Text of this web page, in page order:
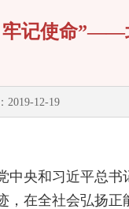
牢记使命”——
12-19
央和习近平总书
，在全社会弘扬